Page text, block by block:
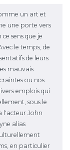
un art et
une porte vers
sens que je
le temps, de
de leurs
mauvais
ou nos
emplois qui
sous le
l'acteur John
alias
en particulier